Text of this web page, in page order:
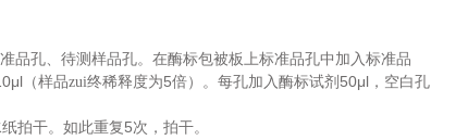
品孔、待测样品孔。在酶标包被板上标准品孔中加入标准品
（样品zui终稀释度为5倍）。每孔加入酶标试剂 50μl ，空白孔
拍干。如此重复 5次，拍干。